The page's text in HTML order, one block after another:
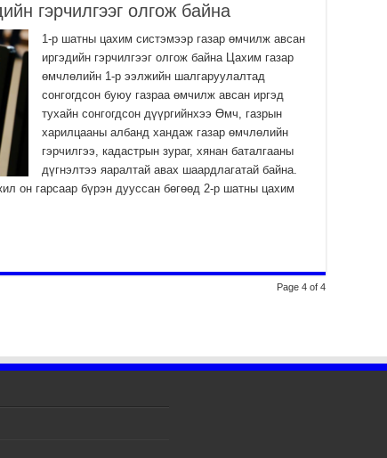
гэрчилгээг олгож байна
1-р шатны цахим систэмээр газар өмчилж авсан
иргэдийн гэрчилгээг олгож байна Цахим газар
өмчлөлийн 1-р ээлжийн шалгаруулалтад
сонгогдсон буюу газраа өмчилж авсан иргэд
тухайн сонгогдсон дүүргийнхээ Өмч, газрын
харилцааны албанд хандаж газар өмчлөлийн
гэрчилгээ, кадастрын зураг, хянан баталгааны
дүгнэлтээ яаралтай авах шаардлагатай байна.
он гарсаар бүрэн дууссан бөгөөд 2-р шатны цахим
Page 4 of 4